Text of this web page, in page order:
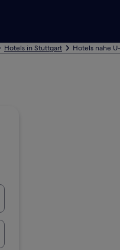
Hotels in Stuttgart Hotels nahe